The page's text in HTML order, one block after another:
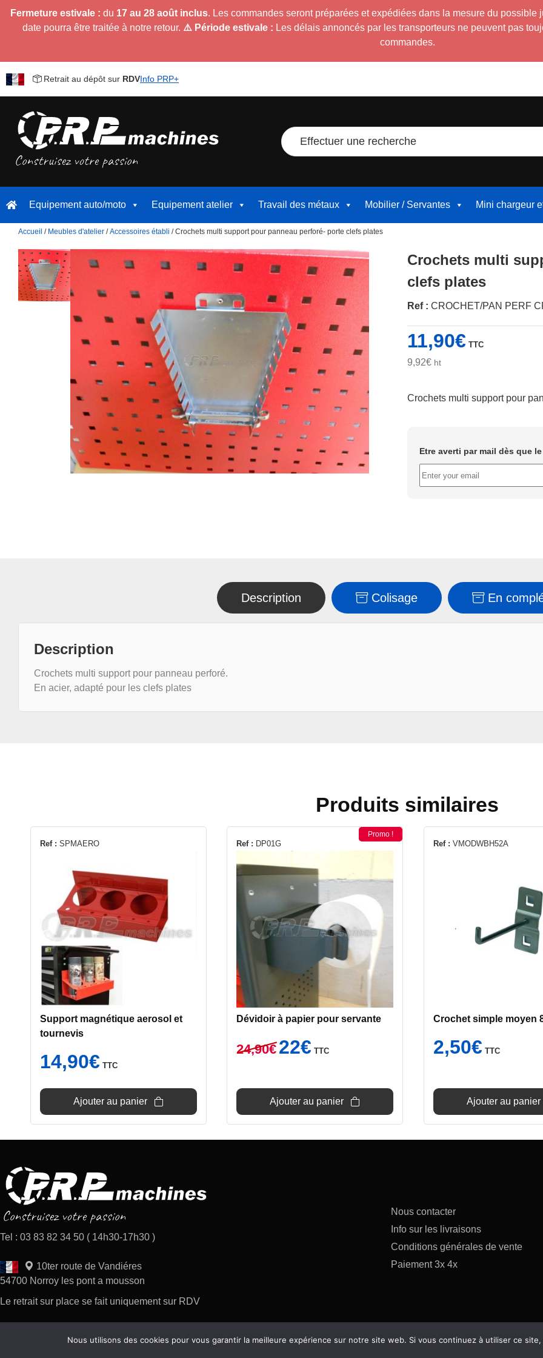
Fermeture estivale : du 17 au 28 août inclus. Les commandes seront préparées et expédiées dans la mesure du possible
date pourra être traitée à notre retour. ⚠️ Période estivale : Les délais annoncés par les transporteurs ne peuvent pas
commandes.
Retrait au dépôt sur RDVInfo PRP+
Effectuer une recherche
Equipement auto/moto Equipement atelier Travail des métaux Mobilier / Servantes Mini chargeur
Accueil / Meubles d'atelier /Accessoires établi / Crochets multi support pour panneau perforé- porte clefs plates
Crochets multi
clefs plates
Ref : CROCHET/PAN PERF
11,90€ TTC
9,92€ ht
Crochets multi support pour
Etre averti par mail dès que
Description Colisage En
Description
Crochets multi support pour panneau perforé.
En acier, adapté pour les clefs plates
Produits similaires
Ref : SPMAERO
Support magnétique aerosol et
tournevis
14,90€ TTC
Ajouter au panier
Ref : DP01G
Promo !
Dévidoir à papier pour servante
24,90€
Le
prix
24,90€.
22€prix
22€.
TTC
Ajouter au panier
Ref : VMODWBH52A
Crochet simple moyen
2,50€ TTC
Ajouter au panier
Tel : 03 83 82 34 50 ( 14h30-17h30 )
10ter route de Vandiéres
54700 Norroy les pont a mousson
Le retrait sur place se fait uniquement sur RDV
Nous contacter
Info sur les livraisons
Conditions générales de vente
Paiement 3x 4x
Copyright 2026 tous droits réservés AP Difusion
Nous utilisons des cookies pour vous garantir la meilleure expérience sur notre site web. Si vous continuez à utiliser ce